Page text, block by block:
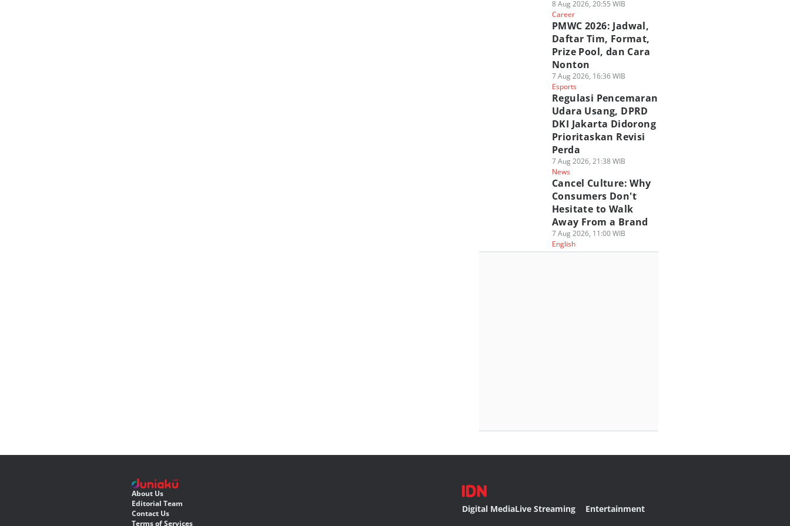
8 Aug 2026, 20:55 WIB
Career
PMWC 2026: Jadwal,
Daftar Tim, Format,
Prize Pool, dan Cara
Nonton
7 Aug 2026, 16:36 WIB
Esports
Regulasi Pencemaran
Udara Usang, DPRD
DKI Jakarta Didorong
Prioritaskan Revisi
Perda
7 Aug 2026, 21:38 WIB
News
Cancel Culture: Why
Consumers Don't
Hesitate to Walk
Away From a Brand
7 Aug 2026, 11:00 WIB
English
About Us
Editorial Team
Contact Us
Terms of Services
Digital MediaLive Streaming Entertainment